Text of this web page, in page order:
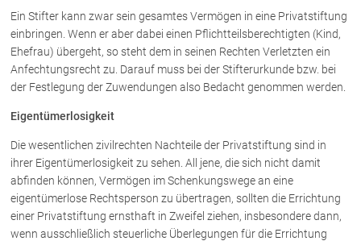
Kontakt
Ein Stifter kann zwar sein gesamtes Vermögen in eine Privatstiftung
einbringen. Wenn er aber dabei einen Pflichtteilsberechtigten (Kind,
Ehefrau) übergeht, so steht dem in seinen Rechten Verletzten ein
Anfechtungsrecht zu. Darauf muss bei der Stifterurkunde bzw. bei
der Festlegung der Zuwendungen also Bedacht genommen werden.
Eigentümerlosigkeit
Die wesentlichen zivilrechten Nachteile der Privatstiftung sind in
ihrer Eigentümerlosigkeit zu sehen. All jene, die sich nicht damit
abfinden können, Vermögen im Schenkungswege an eine
eigentümerlose Rechtsperson zu übertragen, sollten die Errichtung
einer Privatstiftung ernsthaft in Zweifel ziehen, insbesondere dann,
wenn ausschließlich steuerliche Überlegungen für die Errichtung